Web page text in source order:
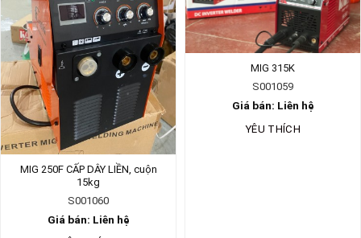
MIG 250F CẤP DÂY LIỀN, cuộn
15kg
S001060
Giá bán: Liên hệ
MIG 315K
S001059
Giá bán: Liên hệ
YÊU THÍCH